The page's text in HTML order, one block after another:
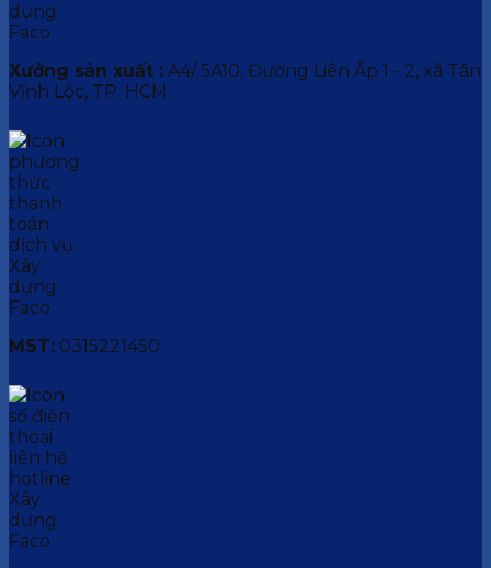
Xưởng sản xuất : A4/ 5A10, Đường Liên Ấp 1 - 2, xã Tân
Vĩnh Lộc, TP. HCM.
MST: 0315221450